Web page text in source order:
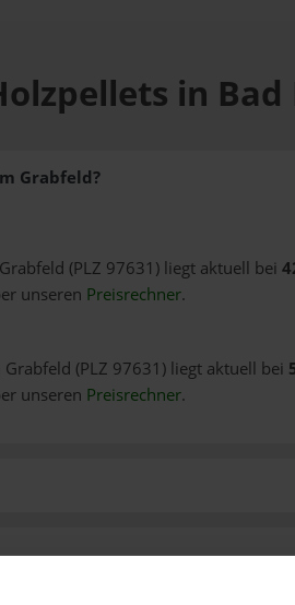
in
Grabfeld?
(PLZ 97631) liegt aktuell bei
unseren Preisrechner.
(PLZ 97631) liegt aktuell bei
unseren Preisrechner.